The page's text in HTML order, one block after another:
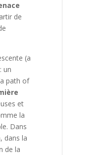
de
(a
un
path of
et
la
Dans
dans la
de la